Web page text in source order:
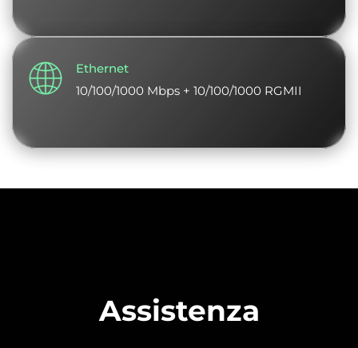
Ethernet
10/100/1000 Mbps + 10/100/1000 RGMII
Assistenza